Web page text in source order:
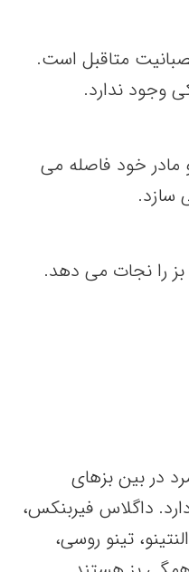
متاقبل است.
وجود ندارد.
مادر خود فاصله می
سازد.
را نجات می دهد.
در بین بزهای
داگلاس فیربنکس،
تینو روسی،